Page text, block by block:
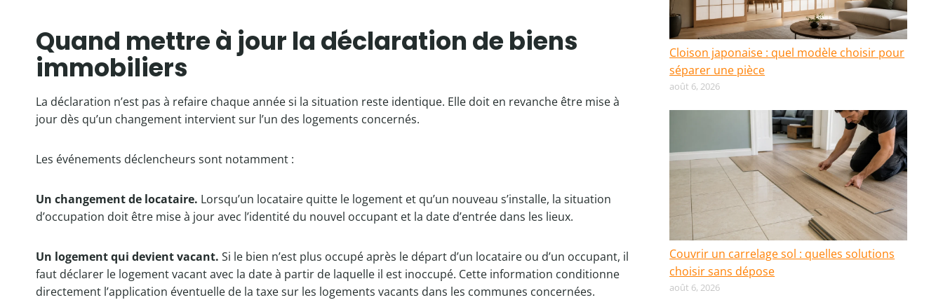
Quand mettre à jour la déclaration de biens
immobiliers
La déclaration n’est pas à refaire chaque année si la situation reste identique. Elle doit en revanche être mise à
jour dès qu’un changement intervient sur l’un des logements concernés.
Les événements déclencheurs sont notamment :
Un changement de locataire. Lorsqu’un locataire quitte le logement et qu’un nouveau s’installe, la situation
d’occupation doit être mise à jour avec l’identité du nouvel occupant et la date d’entrée dans les lieux.
Un logement qui devient vacant. Si le bien n’est plus occupé après le départ d’un locataire ou d’un occupant, il
faut déclarer le logement vacant avec la date à partir de laquelle il est inoccupé. Cette information conditionne
directement l’application éventuelle de la taxe sur les logements vacants dans les communes concernées.
Cloison japonaise : quel modèle choisir pour
séparer une pièce
août 6, 2026
Couvrir un carrelage sol : quelles solutions
choisir sans dépose
août 6, 2026